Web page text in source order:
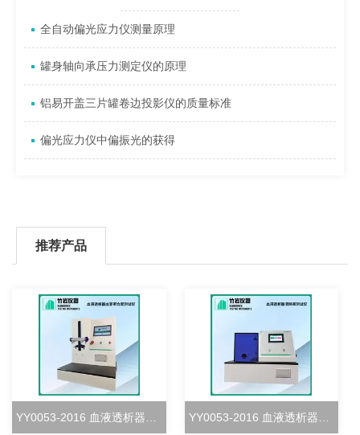
全自动偏光应力仪测量原理
罐身轴向承压力测定仪的原理
铝易开盖三片罐卷边投影仪的质量标准
偏光应力仪中偏振光的获得
推荐产品
YY0053-2016 血液透析器血室密合度测试仪 YY0053-2016 血液透析器清除率测试仪